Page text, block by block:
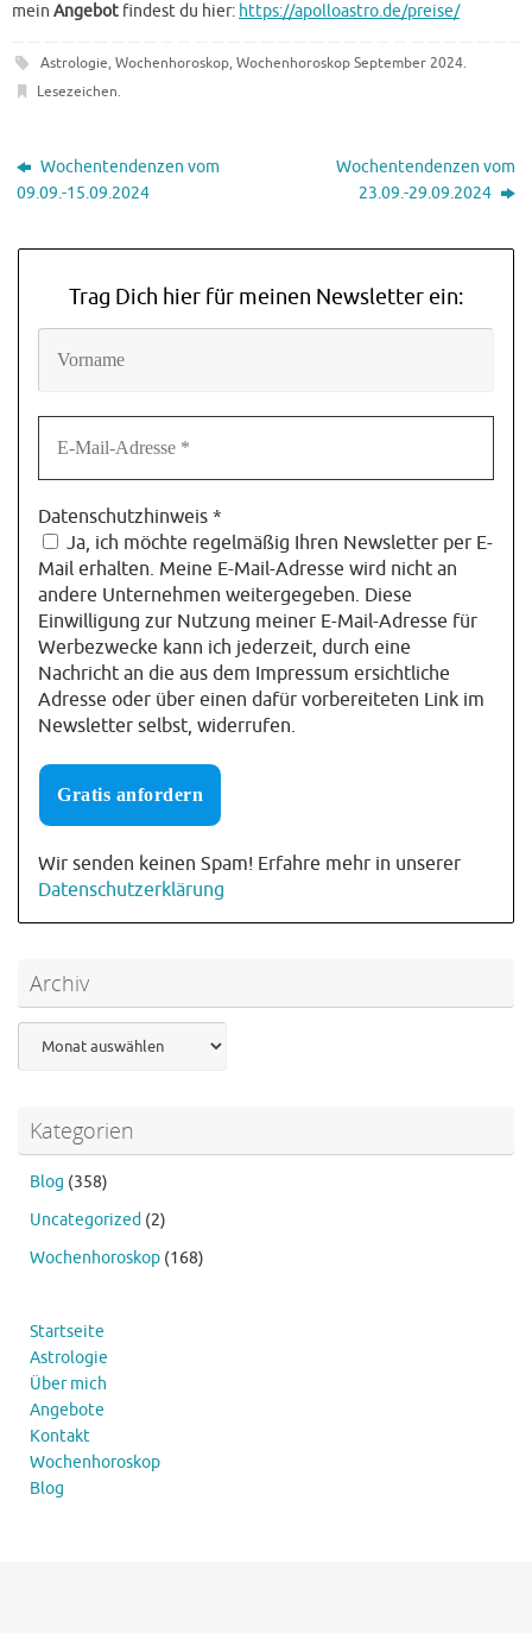
mein Angebot findest du hier: https://apolloastro.de/preise/
Astrologie, Wochenhoroskop, Wochenhoroskop September 2024.
Lesezeichen.
Wochentendenzen vom
09.09.-15.09.2024
Wochentendenzen vom
23.09.-29.09.2024
Trag Dich hier für meinen Newsletter ein:
Datenschutzhinweis *
Ja, ich möchte regelmäßig Ihren Newsletter per E-
Mail erhalten. Meine E-Mail-Adresse wird nicht an
andere Unternehmen weitergegeben. Diese
Einwilligung zur Nutzung meiner E-Mail-Adresse für
Werbezwecke kann ich jederzeit, durch eine
Nachricht an die aus dem Impressum ersichtliche
Adresse oder über einen dafür vorbereiteten Link im
Newsletter selbst, widerrufen.
Wir senden keinen Spam! Erfahre mehr in unserer
Datenschutzerklärung
Archiv
Kategorien
Blog (358)
Uncategorized (2)
Wochenhoroskop (168)
Startseite
Astrologie
Über mich
Angebote
Kontakt
Wochenhoroskop
Blog